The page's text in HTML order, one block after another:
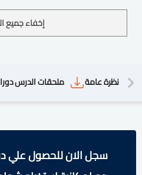
إخفاء جميع
نظرة عامة ملحقات الدرس
سجل الان للحصول علي